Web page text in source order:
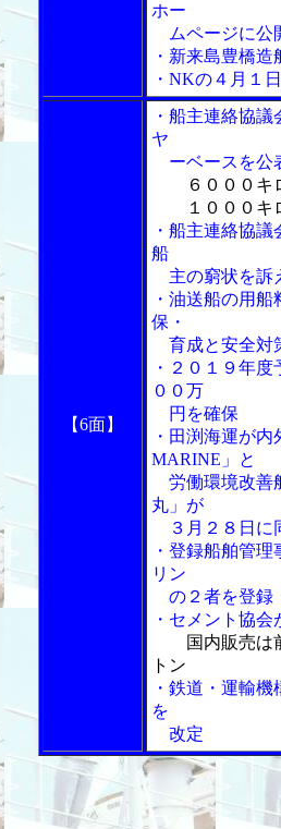
ホー
ムページに公
・新来島豊橋
・NKの４月１
【6面】
・船主連絡協
ヤ
ーベースを公
６０００
１０００キロ
・船主連絡協
船
主の窮状を訴
・油送船の用
保・
育成と安全対
・２０１９年
００万
円を確保
・田渕海運が
MARINE」と
労働環境改善
丸」が
３月２８日に
・登録船舶管
リン
の２者を登録
・セメント協
国内販売は
トン
・鉄道・運輸
を
改定